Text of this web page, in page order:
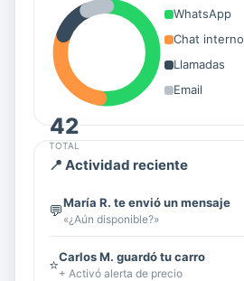
42
TOTAL
WhatsApp
Chat interno
Llamadas
Email
📍 Actividad reciente
💬María R. te envió un mensaje
«¿Aún disponible?»
⭐Carlos M. guardó tu carro
+ Activó alerta de precio